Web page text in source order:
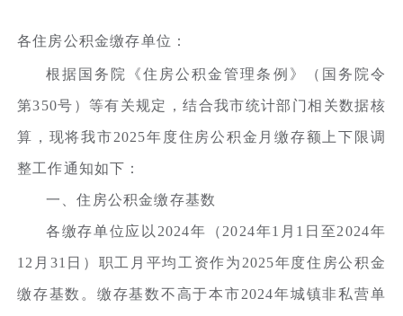
各住房公积金缴存单位：
根据国务院《住房公积金管理条例》（国务院令
第350号）等有关规定，结合我市统计部门相关数据核
算，现将我市2025年度住房公积金月缴存额上下限调
整工作通知如下：
一、住房公积金缴存基数
各缴存单位应以2024年（2024年1月1日至2024年
12月31日）职工月平均工资作为2025年度住房公积金
缴存基数。缴存基数不高于本市2024年城镇非私营单